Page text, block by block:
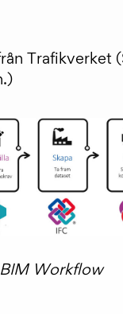
Trafikverket
Workflow